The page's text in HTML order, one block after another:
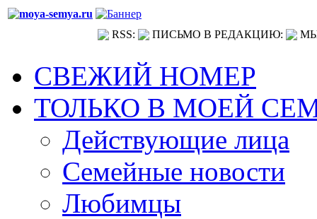
RSS: ПИСЬМО В РЕДАКЦИЮ:
СВЕЖИЙ НОМЕР
ТОЛЬКО В МОЕЙ
Действующие лица
Семейные новости
Любимцы